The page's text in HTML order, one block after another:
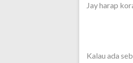
Jay harap
Kalau ada